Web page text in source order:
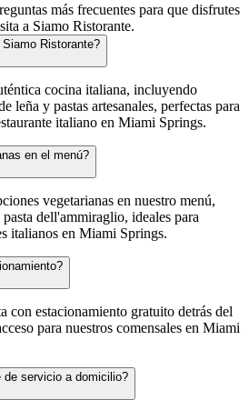
más frecuentes para que disfrutes
a Siamo Ristorante.
Ristorante?
cocina italiana, incluyendo
leña y pastas artesanales, perfectas para
italiano en Miami Springs.
en el menú?
vegetarianas en nuestro menú,
dell'ammiraglio, ideales para
italianos en Miami Springs.
con estacionamiento gratuito detrás del
para nuestros comensales en Miami
de servicio a domicilio?